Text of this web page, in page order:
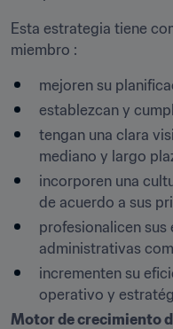
Esta estrategia tiene
miembro :
mejoren su
establezcan y
tengan una clara
mediano y largo
incorporen una
de acuerdo a sus
profesionalicen
administrativas
incrementen su
operativo y
Motor de crecimiento